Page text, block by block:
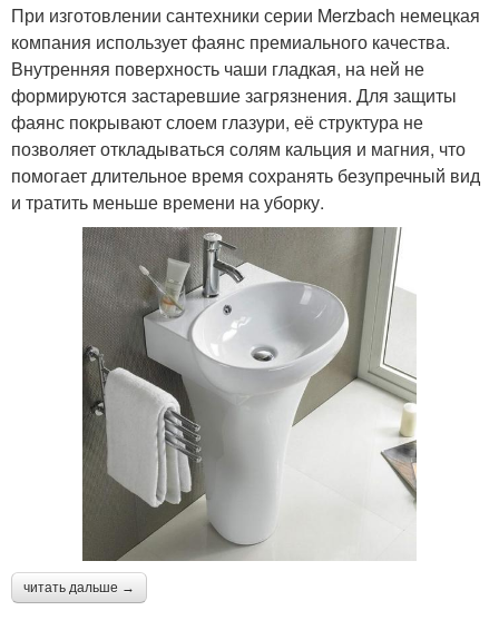
При изготовлении сантехники серии Merzbach немецкая
компания использует фаянс премиального качества.
Внутренняя поверхность чаши гладкая, на ней не
формируются застаревшие загрязнения. Для защиты
фаянс покрывают слоем глазури, её структура не
позволяет откладываться солям кальция и магния, что
помогает длительное время сохранять безупречный вид
и тратить меньше времени на уборку.
читать дальше →